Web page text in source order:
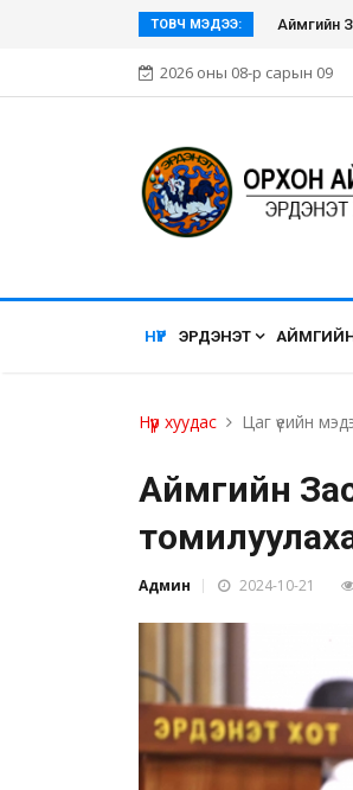
ТОВЧ МЭДЭЭ: Эрдэнэт
2026 оны 08-р сарын 09
НҮҮР ЭРДЭНЭТ
Нүүр хуудас Цаг үеийн
Аймгийн
Админ 2024-10-21